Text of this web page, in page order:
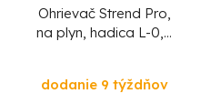
Ohrievač Strend Pro,
na plyn, hadica L-0,8
dodanie 9 týždňov